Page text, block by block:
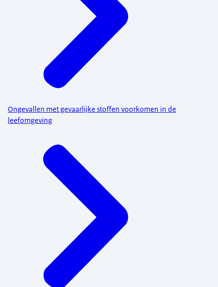
Ongevallen met gevaarlijke stoffen voorkomen in de
leefomgeving